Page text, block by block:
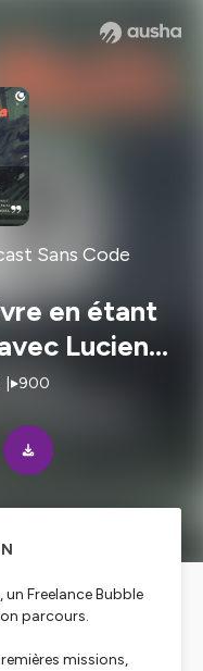
Sans Code
en étant
Lucien
900
Freelance Bubble
parcours.
missions,